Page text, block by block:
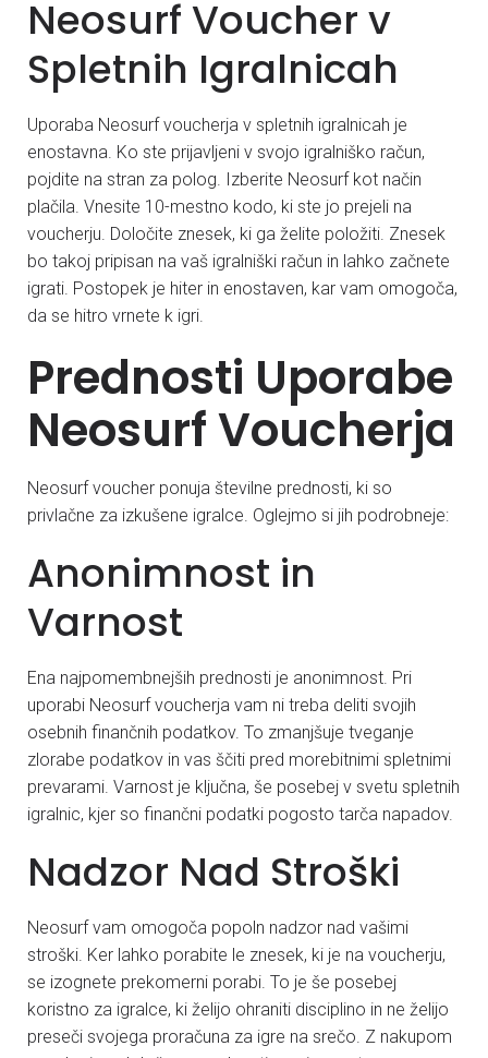
Neosurf Voucher v
Spletnih Igralnicah
Uporaba Neosurf voucherja v spletnih igralnicah je
enostavna. Ko ste prijavljeni v svojo igralniško račun,
pojdite na stran za polog. Izberite Neosurf kot način
plačila. Vnesite 10-mestno kodo, ki ste jo prejeli na
voucherju. Določite znesek, ki ga želite položiti. Znesek
bo takoj pripisan na vaš igralniški račun in lahko začnete
igrati. Postopek je hiter in enostaven, kar vam omogoča,
da se hitro vrnete k igri.
Prednosti Uporabe
Neosurf Voucherja
Neosurf voucher ponuja številne prednosti, ki so
privlačne za izkušene igralce. Oglejmo si jih podrobneje:
Anonimnost in
Varnost
Ena najpomembnejših prednosti je anonimnost. Pri
uporabi Neosurf voucherja vam ni treba deliti svojih
osebnih finančnih podatkov. To zmanjšuje tveganje
zlorabe podatkov in vas ščiti pred morebitnimi spletnimi
prevarami. Varnost je ključna, še posebej v svetu spletnih
igralnic, kjer so finančni podatki pogosto tarča napadov.
Nadzor Nad Stroški
Neosurf vam omogoča popoln nadzor nad vašimi
stroški. Ker lahko porabite le znesek, ki je na voucherju,
se izognete prekomerni porabi. To je še posebej
koristno za igralce, ki želijo ohraniti disciplino in ne želijo
preseči svojega proračuna za igre na srečo. Z nakupom